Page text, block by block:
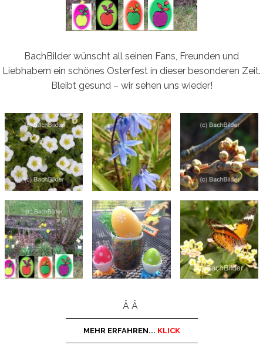
BachBilder wünscht all seinen Fans, Freunden und
Liebhabern ein schönes Osterfest in dieser besonderen Zeit.
Bleibt gesund – wir sehen uns wieder!
Â Â
MEHR ERFAHREN... KLICK